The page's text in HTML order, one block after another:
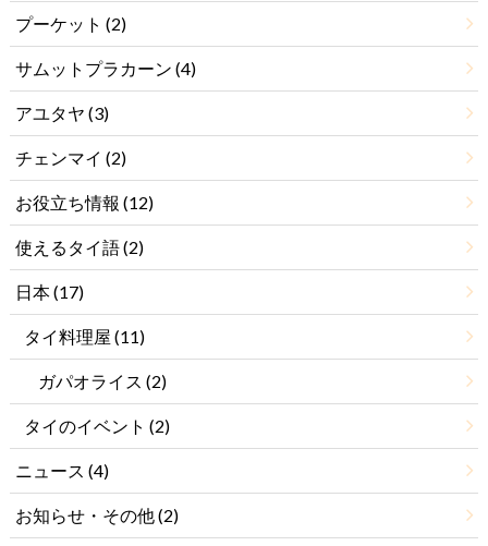
プーケット (2)
サムットプラカーン (4)
アユタヤ (3)
チェンマイ (2)
お役立ち情報 (12)
使えるタイ語(2)
日本(17)
タイ料理屋 (11)
ガパオライス (2)
タイのイベント (2)
ニュース (4)
お知らせ・その他(2)